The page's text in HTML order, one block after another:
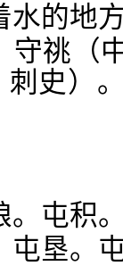
的地
祧（
史）
屯积
垦。